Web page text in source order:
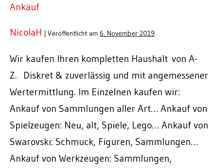
Ankauf
NicolaH | Veröffentlicht am 6. November 2019
Wir kaufen Ihren kompletten Haushalt von A-
Z. Diskret & zuverlässig und mit angemessener
Wertermittlung. Im Einzelnen kaufen wir:
Ankauf von Sammlungen aller Art… Ankauf von
Spielzeugen: Neu, alt, Spiele, Lego… Ankauf von
Swarovski: Schmuck, Figuren, Sammlungen…
Ankauf von Werkzeugen: Sammlungen,